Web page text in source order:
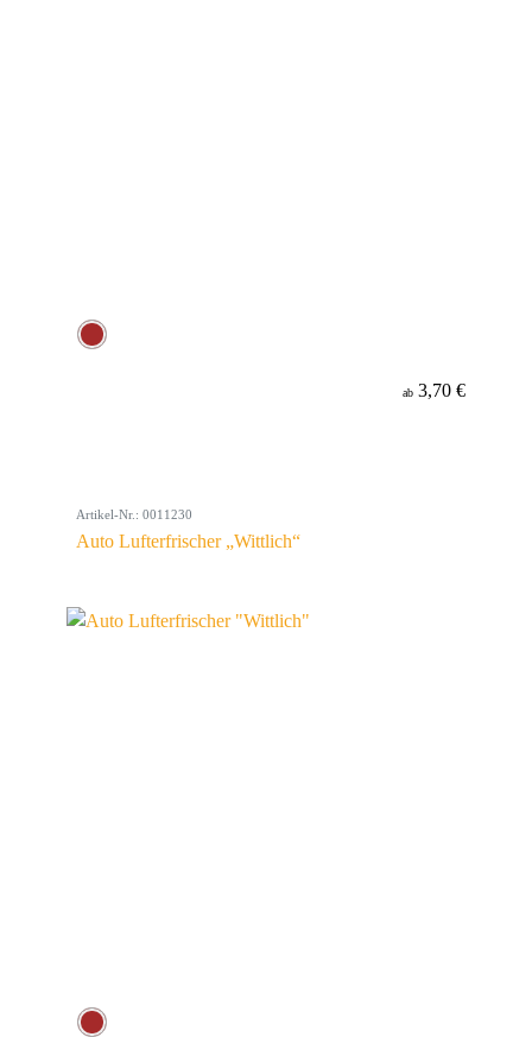
ab 3,70 €
Artikel-Nr.: 0011230
Auto Lufterfrischer „Wittlich“